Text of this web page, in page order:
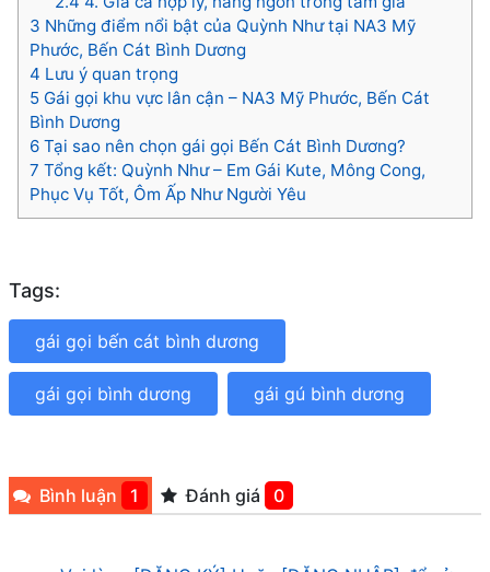
3 Những điểm nổi bật của Quỳnh Như tại NA3 Mỹ
Phước, Bến Cát Bình Dương
4 Lưu ý quan trọng
5 Gái gọi khu vực lân cận – NA3 Mỹ Phước, Bến Cát
Bình Dương
6 Tại sao nên chọn gái gọi Bến Cát Bình Dương?
7 Tổng kết: Quỳnh Như – Em Gái Kute, Mông Cong,
Phục Vụ Tốt, Ôm Ấp Như Người Yêu
Tags:
gái gọi bến cát bình dương
gái gọi bình dương gái gú bình dương
Bình luận 1 Đánh giá 0